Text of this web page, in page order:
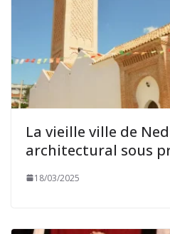
La vieille ville de
architectural sous
18/03/2025